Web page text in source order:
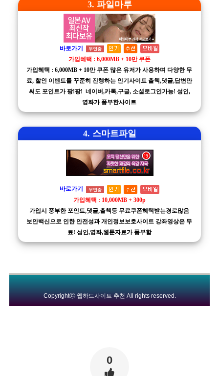
3. 파일마루
바로가기 무인증
가입혜택 : 6,000MB + 10만 쿠폰
가입혜택 : 6,000MB + 10만 쿠폰 많은 유저가 사용하며 다양한 무
료, 할인 이벤트를 꾸준히 진행하는 인기사이트 출첵,댓글,답변만
써도 포인트가 팡!팡! 네이버,카톡,구글, 소셜로그인가능! 성인,
영화가 풍부한사이트
4. 스마트파일
바로가기 무인증
가입혜택 : 10,000MB + 300p
가입시 풍부한 포인트,댓글,출첵등 무료쿠폰혜택받는경로많음
보안백신으로 인한 안전성과 개인정보보호사이트 강좌영상은 무
료! 성인,영화,웹툰자료가 풍부함
Copyrightⓒ 웹하드사이트 추천 All rights reserved.
0